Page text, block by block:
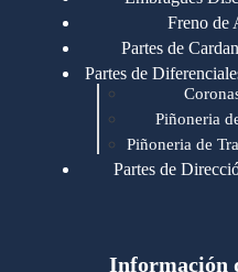
Freno de
Partes de
Partes de
Piñoneria
Piñoneria de
Partes de
Motores
Información